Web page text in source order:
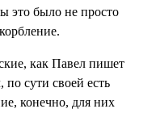
это было не просто
как Павел пишет
сути своей есть
конечно, для них